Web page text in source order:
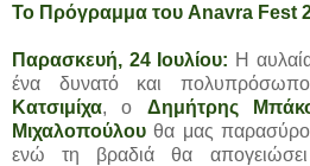
Το Πρόγραμμα του Anavra Fest
Παρασκευή, 24 Ιουλίου: Η
ένα δυνατό και
Κατσιμίχα, ο Δημήτρης
Μιχαλοπούλου θα μας
ενώ τη βραδιά θα